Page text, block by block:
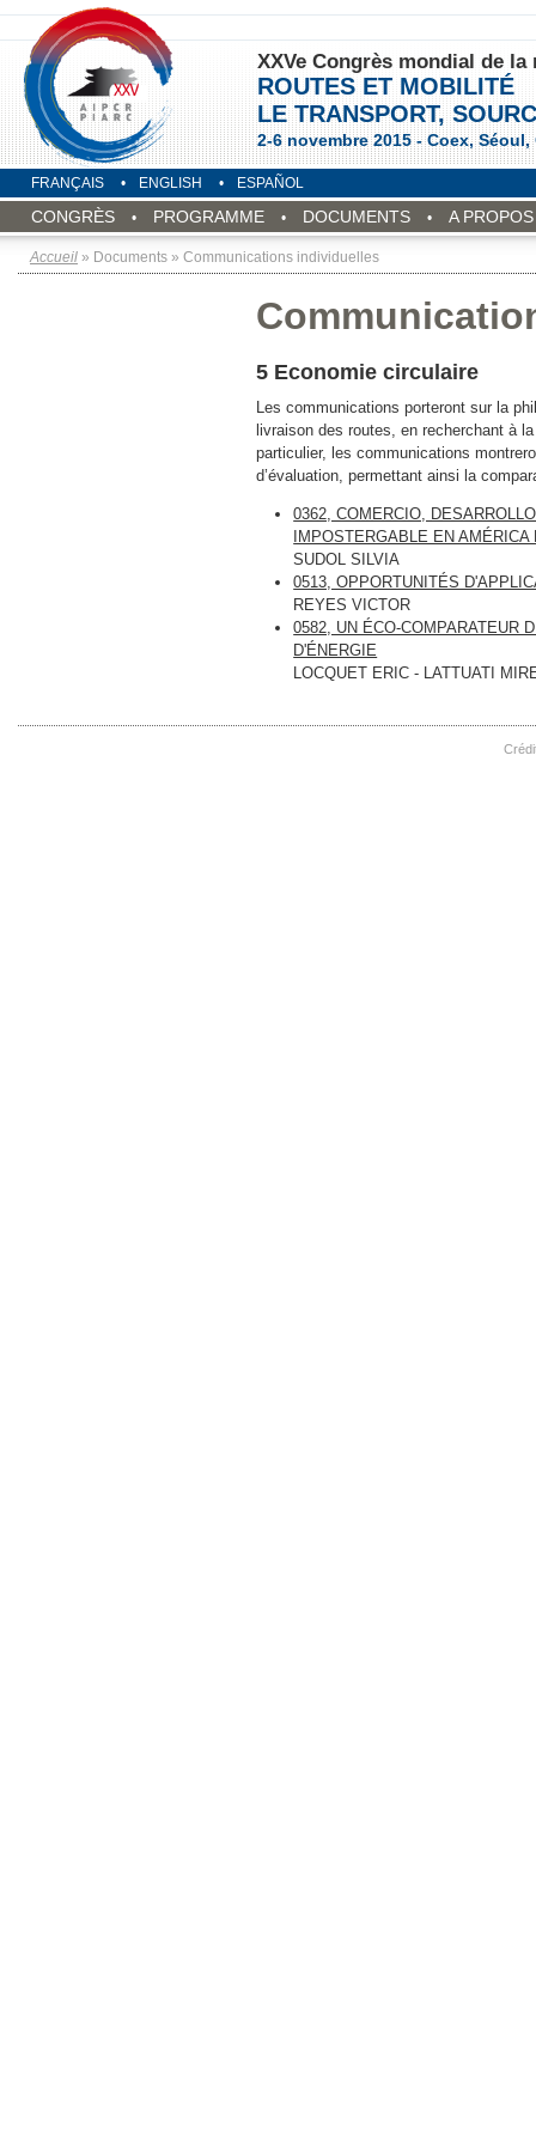
XXVe Congrès mondial de la
ROUTES ET MOBILITÉ
LE TRANSPORT,
2-6 novembre 2015 - Coex, Séoul,
FRANÇAIS ENGLISH ESPAÑOL
CONGRÈS PROGRAMME DOCUMENTS A
Accueil » Documents » Communications individuelles
5 Economie circulaire
Les communications porteront sur la
livraison des routes, en recherchant à
particulier, les communications
d’évaluation, permettant ainsi la
0362, COMERCIO,
IMPOSTERGABLE EN AMÉRICA
SUDOL SILVIA
0513, OPPORTUNITÉS
REYES VICTOR
0582, UN ÉCO-COMPARATEUR
D'ÉNERGIE
LOCQUET ERIC - LATTUATI